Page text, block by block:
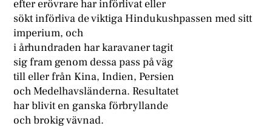
efter erövrare har införlivat eller
sökt införliva de viktiga Hindukushpassen med sitt
imperium, och
i århundraden har karavaner tagit
sig fram genom dessa pass på väg
till eller från Kina, Indien, Persien
och Medelhavsländerna. Resultatet
har blivit en ganska förbryllande
och brokig vävnad.